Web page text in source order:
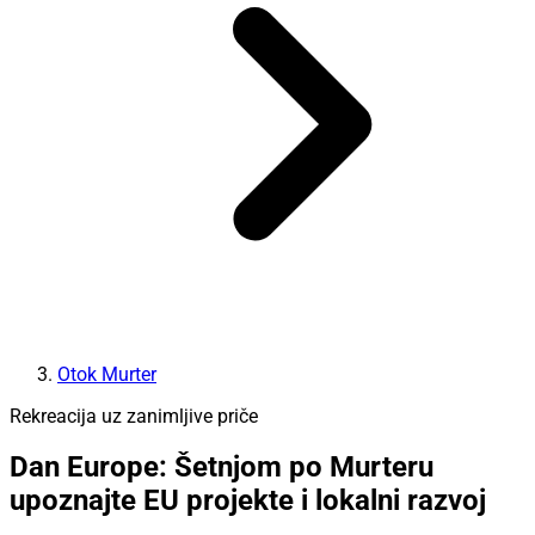
Otok Murter
Rekreacija uz zanimljive priče
Dan Europe: Šetnjom po Murteru
upoznajte EU projekte i lokalni razvoj